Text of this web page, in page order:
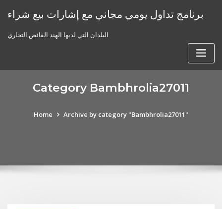
برنامج تداول يومي مجاني مع إشارات بيع شراء
البلدان التي لديها الهند الفائض التجاري
Category Bambhrolia27011
Home Archive by category "Bambhrolia27011"